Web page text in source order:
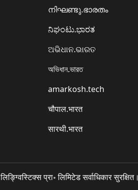
നിഘണ്ടു.ഭാരതം
ನಿಘಂಟು.ಭಾರತ
ଅଭିଧାନ.ଭାରତ
অভিধান.ভারত
amarkosh.tech
चौपाल.भारत
सारथी.भारत
प्रा॰ लिमिटेड सर्वाधिकार सुरक्षित।